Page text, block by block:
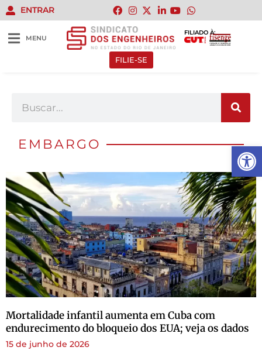
Abrir
ENTRAR
MENU
FILIADO À:
FILIE-SE
EMBARGO
Mortalidade infantil aumenta em Cuba com
endurecimento do bloqueio dos EUA; veja os dados
15 de junho de 2026